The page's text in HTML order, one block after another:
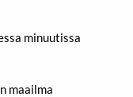
minuutissa
maailma